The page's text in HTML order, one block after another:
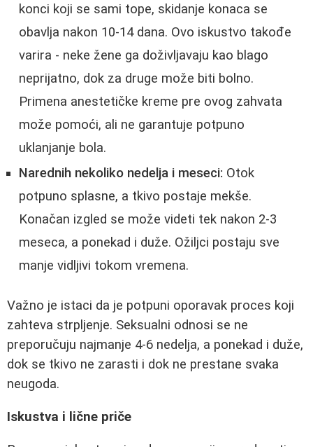
konci koji se sami tope, skidanje konaca se
obavlja nakon 10-14 dana. Ovo iskustvo takođe
varira - neke žene ga doživljavaju kao blago
neprijatno, dok za druge može biti bolno.
Primena anestetičke kreme pre ovog zahvata
može pomoći, ali ne garantuje potpuno
uklanjanje bola.
Narednih nekoliko nedelja i meseci: Otok
potpuno splasne, a tkivo postaje mekše.
Konačan izgled se može videti tek nakon 2-3
meseca, a ponekad i duže. Ožiljci postaju sve
manje vidljivi tokom vremena.
Važno je istaci da je potpuni oporavak proces koji
zahteva strpljenje. Seksualni odnosi se ne
preporučuju najmanje 4-6 nedelja, a ponekad i duže,
dok se tkivo ne zarasti i dok ne prestane svaka
neugoda.
Iskustva i lične priče